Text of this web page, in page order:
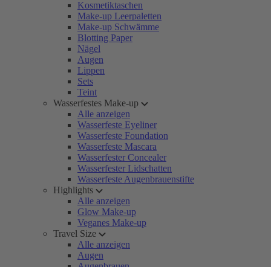
Kosmetiktaschen
Make-up Leerpaletten
Make-up Schwämme
Blotting Paper
Nägel
Augen
Lippen
Sets
Teint
Wasserfestes Make-up
Alle anzeigen
Wasserfeste Eyeliner
Wasserfeste Foundation
Wasserfeste Mascara
Wasserfester Concealer
Wasserfester Lidschatten
Wasserfeste Augenbrauenstifte
Highlights
Alle anzeigen
Glow Make-up
Veganes Make-up
Travel Size
Alle anzeigen
Augen